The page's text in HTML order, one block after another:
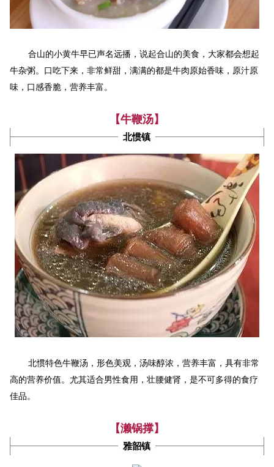
合山的小黄牛早已声名远播，说起合山的美食，大家都会想起
牛杂粥。口吃下来，非常鲜甜，满满的都是牛肉原始香味，原汁原
味，口感香脆，营养丰富。
【牛鞭汤】
北惯镇
北惯特色牛鞭汤， 形色美观，汤味醇浓，营养丰富，具有非常
高的营养价值。尤其适合男性食用，壮腰健肾，是不可多得的食疗
佳品。
【濑锅撑】
雅韶镇